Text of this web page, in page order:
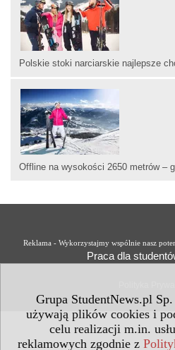
Grupa StudentNews.pl
używają plików cookies i
celu realizacji m.in.
reklamowych zgodnie z
Polskie stoki narciarskie najlepsze
Offline na wysokości 2650 metrów –
Reklama - Wykorzystajmy wspólnie nasz
Praca dla